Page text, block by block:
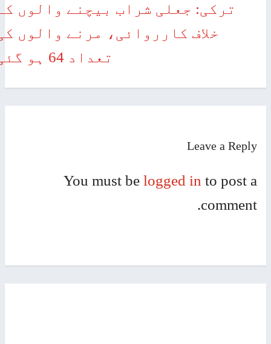
ترکی: جعلی شراب بیچنے والوں کے
خلاف کارروائی، مرنے والوں کی
تعداد 64 ہو گئی
Leave a
You must belogged into post